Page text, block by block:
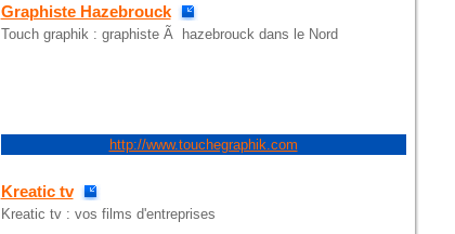
Graphiste Hazebrouck
Touch graphik : graphiste Ã hazebrouck dans le Nord
http://www.touchegraphik.com
Kreatic tv
Kreatic tv : vos films d'entreprises